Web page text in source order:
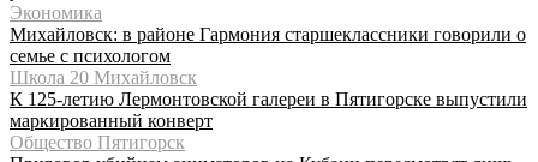
Экономика
Михайловск: в районе Гармония старшеклассники говорили о
семье с психологом
Школа 20 Михайловск
К 125-летию Лермонтовской галереи в Пятигорске выпустили
маркированный конверт
Общество Пятигорск